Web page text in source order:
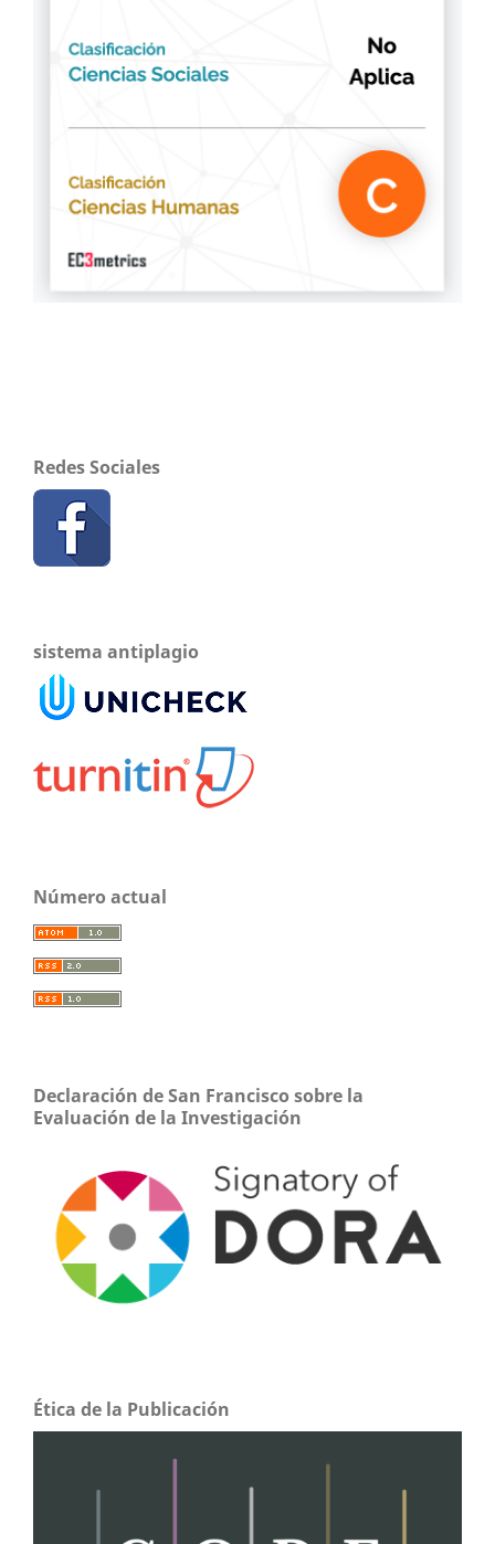
Redes Sociales
sistema antiplagio
Número actual
Declaración de San Francisco sobre la
Evaluación de la Investigación
Ética de la Publicación